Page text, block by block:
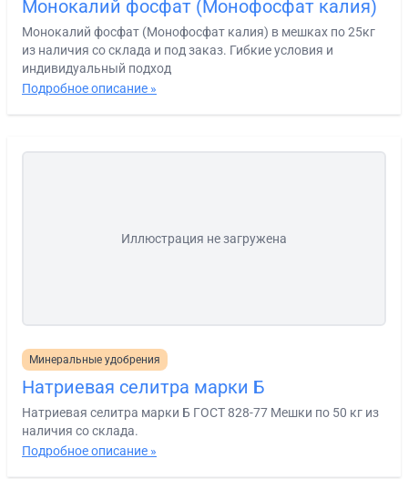
Монокалий фосфат (Монофосфат калия)
Монокалий фосфат (Монофосфат калия) в мешках по 25кг
из наличия со склада и под заказ. Гибкие условия и
индивидуальный подход
Подробное описание »
Иллюстрация не загружена
Минеральные удобрения
Натриевая селитра марки Б
Натриевая селитра марки Б ГОСТ 828-77 Мешки по 50 кг из
наличия со склада.
Подробное описание »